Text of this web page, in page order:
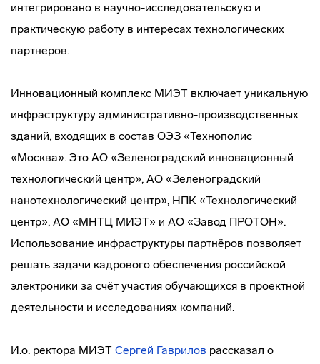
интегрировано в научно-исследовательскую и
практическую работу в интересах технологических
партнеров.
Инновационный комплекс МИЭТ включает уникальную
инфраструктуру административно-производственных
зданий, входящих в состав ОЭЗ «Технополис
«Москва». Это АО «Зеленоградский инновационный
технологический центр», АО «Зеленоградский
нанотехнологический центр», НПК «Технологический
центр», АО «МНТЦ МИЭТ» и АО «Завод ПРОТОН».
Использование инфраструктуры партнёров позволяет
решать задачи кадрового обеспечения российской
электроники за счёт участия обучающихся в проектной
деятельности и исследованиях компаний.
И.о. ректора МИЭТ Сергей Гаврилов рассказал о